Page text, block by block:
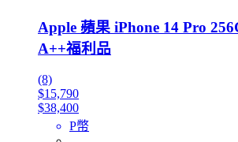
Apple 蘋果 iPhone 14 Pro
A++福利品
(8)
$15,790
$38,400
P幣